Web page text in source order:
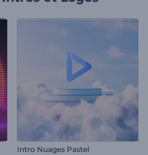
Intro Nuages Pastel